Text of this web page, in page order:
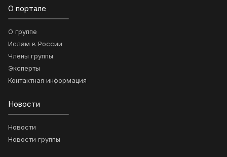
О портале
О группе
Ислам в России
Члены группы
Эксперты
Контактная информация
Новости
Новости
Новости группы